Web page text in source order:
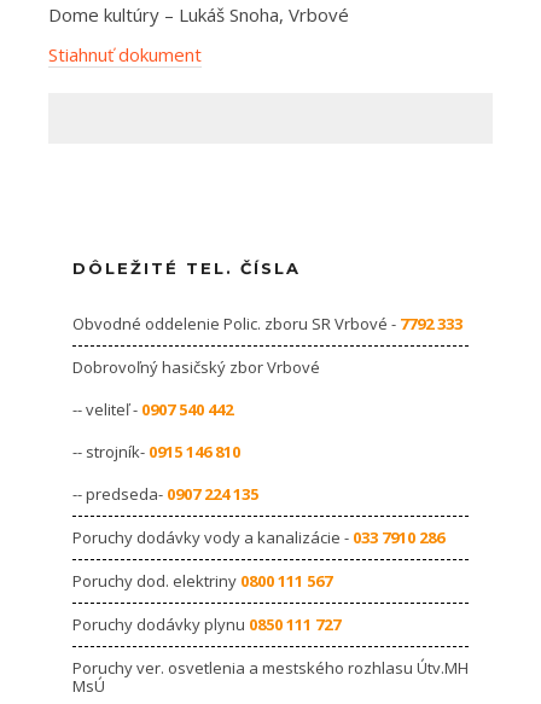
Dome kultúry – Lukáš Snoha, Vrbové
Stiahnuť dokument
DÔLEŽITÉ TEL. ČÍSLA
Obvodné oddelenie Polic. zboru SR Vrbové - 7792 333
Dobrovoľný hasičský zbor Vrbové
-- veliteľ - 0907 540 442
-- strojník- 0915 146 810
-- predseda- 0907 224 135
Poruchy dodávky vody a kanalizácie - 033 7910 286
Poruchy dod. elektriny 0800 111 567
Poruchy dodávky plynu 0850 111 727
Poruchy ver. osvetlenia a mestského rozhlasu Útv.MH
MsÚ